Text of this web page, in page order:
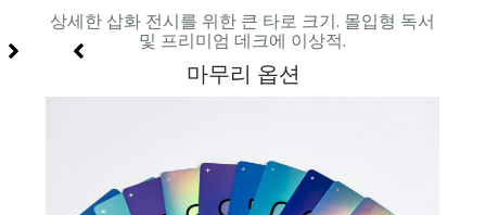
상세한 삽화 전시를 위한 큰 타로 크기. 몰입형 독서
및 프리미엄 데크에 이상적.
마무리 옵션